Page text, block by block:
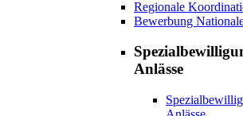
Regionale
Bewerbung
Anlässe